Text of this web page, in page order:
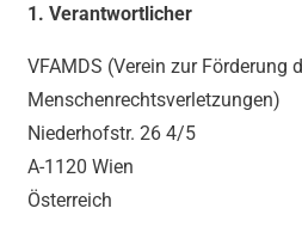
1. Verantwortlicher
VFAMDS (Verein zur Förderung
Menschenrechtsverletzungen)
Niederhofstr. 26 4/5
A-1120 Wien
Österreich